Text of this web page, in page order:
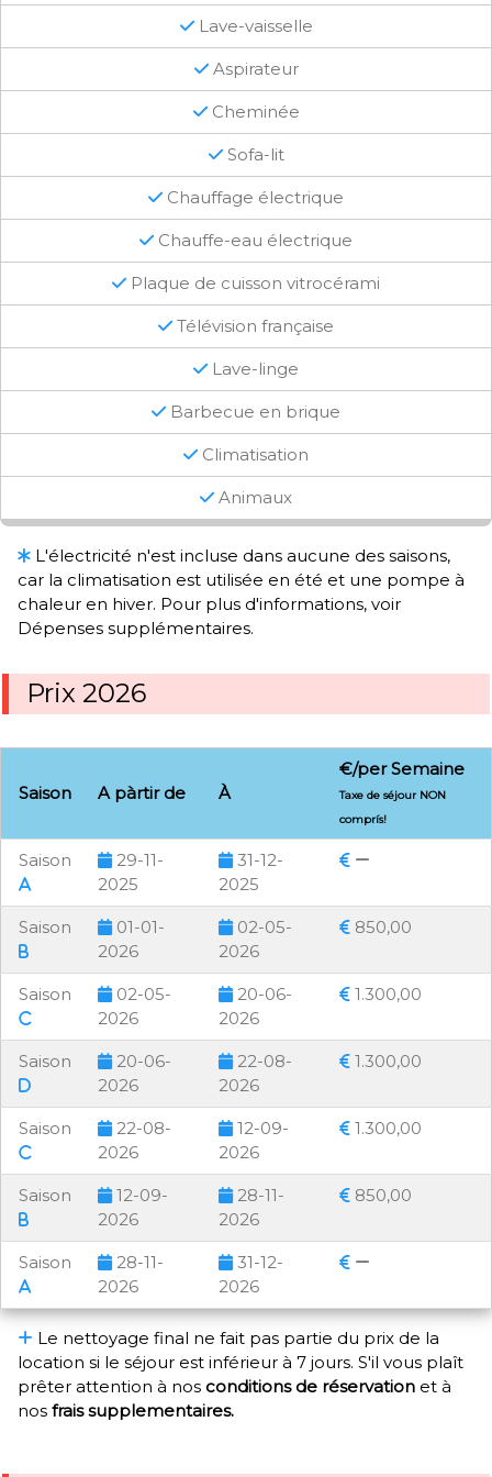
Lave-vaisselle
Aspirateur
Cheminée
Sofa-lit
Chauffage électrique
Chauffe-eau électrique
Plaque de cuisson vitrocérami
Télévision française
Lave-linge
Barbecue en brique
Climatisation
Animaux
L'électricité n'est incluse dans aucune des saisons,
car la climatisation est utilisée en été et une pompe à
chaleur en hiver. Pour plus d'informations, voir
Dépenses supplémentaires.
Prix 2026
Saison A pàrtir de À
€/per Semaine
Taxe de séjour NON
comprís!
Saison
29-11-
2025
31-12-
2025
Saison
01-01-
2026
02-05-
2026
850,00
Saison
02-05-
2026
20-06-
2026
1.300,00
Saison
20-06-
2026
22-08-
2026
1.300,00
Saison
22-08-
2026
12-09-
2026
1.300,00
Saison
12-09-
2026
28-11-
2026
850,00
Saison
28-11-
2026
31-12-
2026
Le nettoyage final ne fait pas partie du prix de la
location si le séjour est inférieur à 7 jours. S'il vous plaît
prêter attention à nos conditions de réservation et à
nos frais supplementaires.